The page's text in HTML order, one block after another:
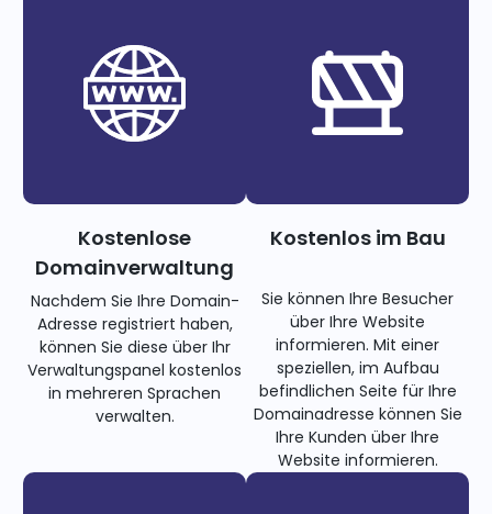
Kostenlose
Domainverwaltung
Nachdem Sie Ihre Domain-
Adresse registriert haben,
können Sie diese über Ihr
Verwaltungspanel kostenlos
in mehreren Sprachen
verwalten.
Kostenlos im Bau
Sie können Ihre Besucher
über Ihre Website
informieren. Mit einer
speziellen, im Aufbau
befindlichen Seite für Ihre
Domainadresse können Sie
Ihre Kunden über Ihre
Website informieren.